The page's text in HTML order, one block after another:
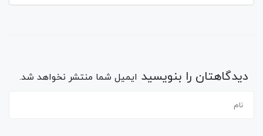
دیدگاهتان را بنویسید ایمیل شما منتشر نخواهد شد.